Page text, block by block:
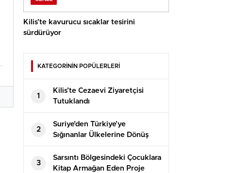
Kilis’te kavurucu sıcaklar tesirini
sürdürüyor
KATEGORİNİN POPÜLERLERİ
1
Kilis’te Cezaevi Ziyaretçisi
Tutuklandı
2
Suriye’den Türkiye’ye
Sığınanlar Ülkelerine Dönüş
Yapıyor
3
Sarsıntı Bölgesindeki Çocuklara
Kitap Armağan Eden Proje